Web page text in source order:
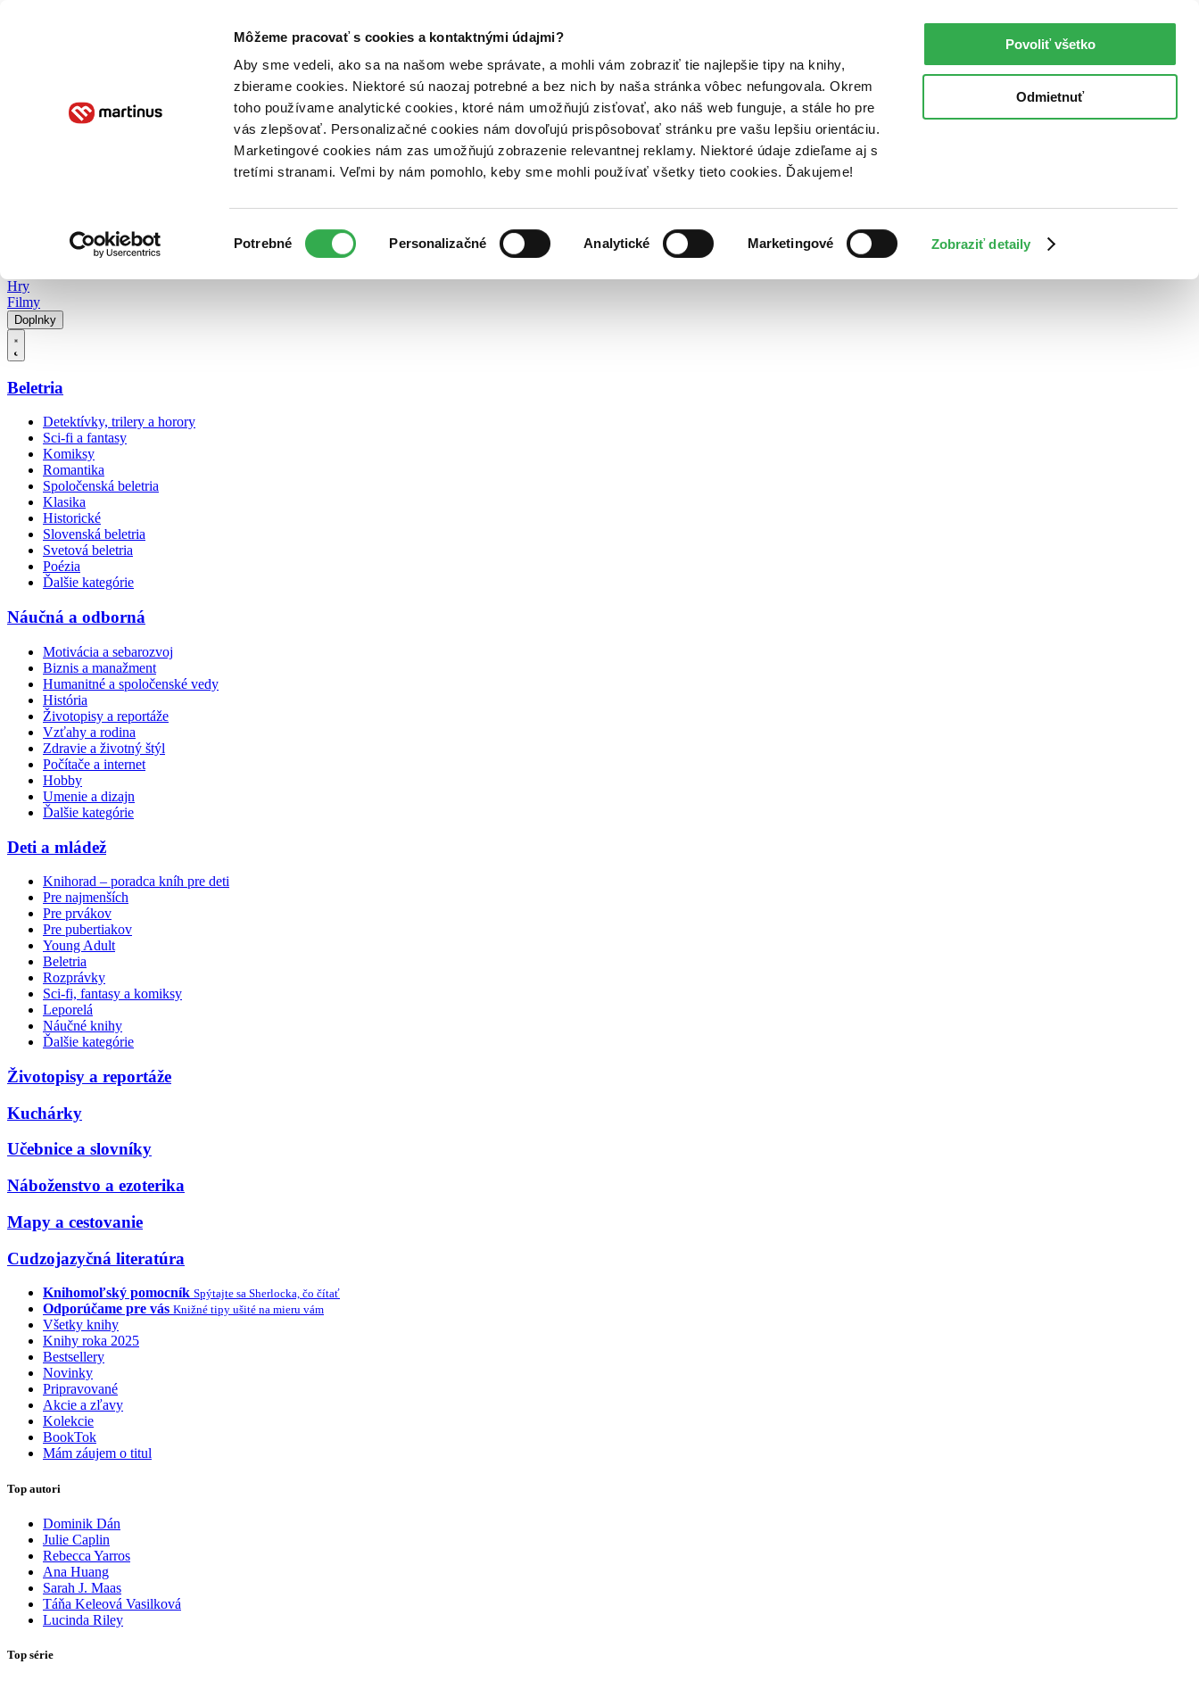
Môžeme pracovať s cookies a kontaktnými údajmi?
Aby sme vedeli, ako sa na našom webe správate, a mohli vám zobraziť tie najlepšie tipy na knihy,
zbierame cookies. Niektoré sú naozaj potrebné a bez nich by naša stránka vôbec nefungovala. Okrem
toho používame analytické cookies, ktoré nám umožňujú zisťovať, ako náš web funguje, a stále ho pre
vás zlepšovať. Personalizačné cookies nám dovoľujú prispôsobovať stránku pre vašu lepšiu orientáciu.
Marketingové cookies nám zas umožňujú zobrazenie relevantnej reklamy. Niektoré údaje zdieľame aj s
tretími stranami. Veľmi by nám pomohlo, keby sme mohli používať všetky tieto cookies. Ďakujeme!
súhlasu
Potrebné Personalizačné Analytické Marketingové Zobraziť detaily
Povoliť všetko
Odmietnuť
Poukážky Kontakt
Hry
Filmy
Doplnky
Beletria
Detektívky, trilery a horory
Sci-fi a fantasy
Komiksy
Romantika
Spoločenská beletria
Klasika
Historické
Slovenská beletria
Svetová beletria
Poézia
Ďalšie kategórie
Náučná a odborná
Motivácia a sebarozvoj
Biznis a manažment
Humanitné a spoločenské vedy
História
Životopisy a reportáže
Vzťahy a rodina
Zdravie a životný štýl
Počítače a internet
Hobby
Umenie a dizajn
Ďalšie kategórie
Deti a mládež
Knihorad – poradca kníh pre deti
Pre najmenších
Pre prvákov
Pre pubertiakov
Young Adult
Beletria
Rozprávky
Sci-fi, fantasy a komiksy
Leporelá
Náučné knihy
Ďalšie kategórie
Životopisy a reportáže
Kuchárky
Učebnice a slovníky
Náboženstvo a ezoterika
Mapy a cestovanie
Cudzojazyčná literatúra
Knihomoľský pomocník Spýtajte sa Sherlocka, čo čítať
Odporúčame pre vás Knižné tipy ušité na mieru vám
Všetky knihy
Knihy roka 2025
Bestsellery
Novinky
Pripravované
Akcie a zľavy
Kolekcie
BookTok
Mám záujem o titul
Top autori
Dominik Dán
Julie Caplin
Rebecca Yarros
Ana Huang
Sarah J. Maas
Táňa Keleová Vasilková
Lucinda Riley
Top série